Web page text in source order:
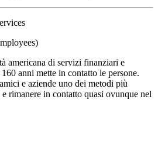
americana di servizi finanziari e
anni mette in contatto le persone.
e aziende uno dei metodi più
rimanere in contatto quasi ovunque nel